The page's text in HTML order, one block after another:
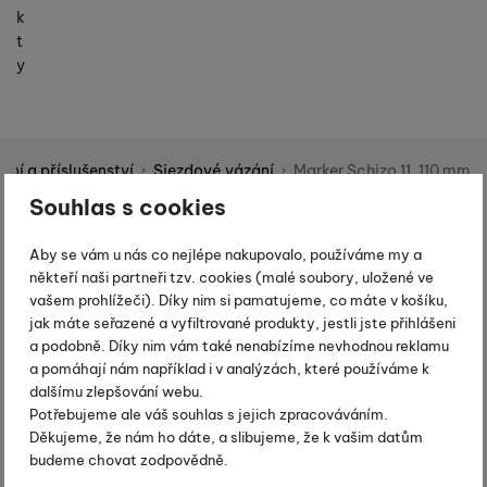
Souhlas s cookies
Aby se vám u nás co nejlépe nakupovalo, používáme my a
někteří naši partneři tzv. cookies (malé soubory, uložené ve
vašem prohlížeči). Díky nim si pamatujeme, co máte v košíku,
jak máte seřazené a vyfiltrované produkty, jestli jste přihlášeni
a podobně. Díky nim vám také nenabízíme nevhodnou reklamu
a pomáhají nám například i v analýzách, které používáme k
dalšímu zlepšování webu.
Potřebujeme ale váš souhlas s jejich zpracováváním.
Děkujeme, že nám ho dáte, a slibujeme, že k vašim datům
budeme chovat zodpovědně.
k
t
y
a příslušenství Sjezdové vázání Marker Schizo 11, 110 mm